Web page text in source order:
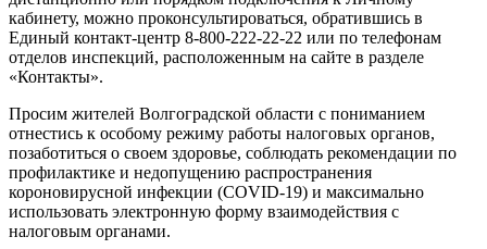
кабинету, можно проконсультироваться, обратившись в
Единый контакт-центр 8-800-222-22-22 или по телефонам
отделов инспекций, расположенным на сайте в разделе
«Контакты».
Просим жителей Волгоградской области с пониманием
отнестись к особому режиму работы налоговых органов,
позаботиться о своем здоровье, соблюдать рекомендации по
профилактике и недопущению распространения
короновирусной инфекции (COVID-19) и максимально
использовать электронную форму взаимодействия с
налоговым органами.